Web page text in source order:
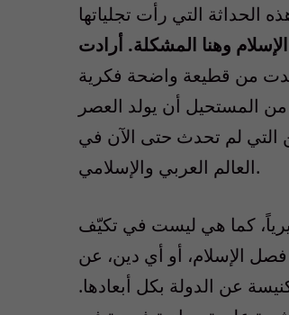
الحداثة التي رأت تجلياتها
الإسلام وهنا المشكلة. أرادت
من قطيعة واضحة فكرية
المستحيل أن يولد العصر
التي لم تحدث حتى الآن في
العالم العربي والإسلامي.
كما هي ليست في تكيّف
الإسلام، أو أي دين، عن
عن الدولة بكل أبعادها.